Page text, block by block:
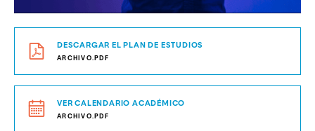
DESCARGAR EL PLAN DE ESTUDIOS
ARCHIVO.PDF
VER CALENDARIO ACADÉMICO
ARCHIVO.PDF